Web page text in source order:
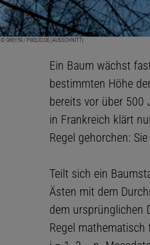
© GREY59 / PIXELIO.DE (AUSSCHNITT)
Ein Baum wächst
bestimmten Höhe
bereits vor über 500
in Frankreich klärt
Regel gehorchen:
Teilt sich ein
Ästen mit dem
dem ursprünglichen
Regel